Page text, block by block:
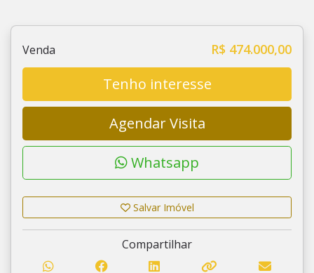
Venda R$ 474.000,00
Tenho interesse
Agendar Visita
Whatsapp
Salvar Imóvel
Compartilhar